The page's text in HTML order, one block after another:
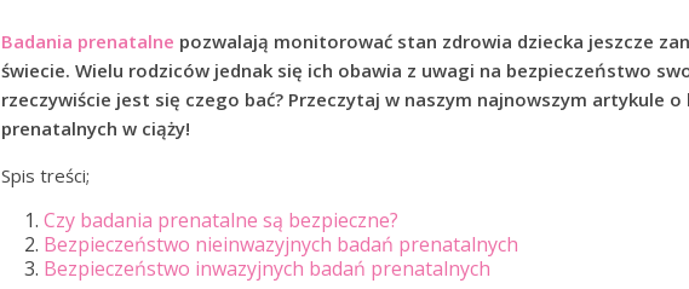
Badania prenatalne pozwalają monitorować stan zdrowia dziecka jeszcze
świecie. Wielu rodziców jednak się ich obawia z uwagi na bezpieczeństwo
rzeczywiście jest się czego bać? Przeczytaj w naszym najnowszym artykule
prenatalnych w ciąży!
Spis treści;
Czy badania prenatalne są bezpieczne?
Bezpieczeństwo nieinwazyjnych badań prenatalnych
Bezpieczeństwo inwazyjnych badań prenatalnych